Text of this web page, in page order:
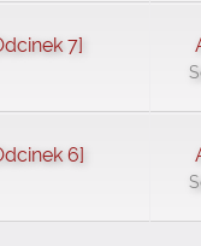
7]
6]